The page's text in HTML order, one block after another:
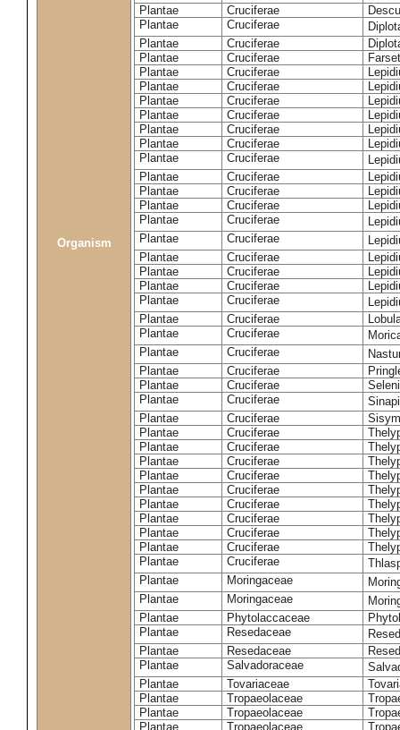
Organism
Plantae
Cruciferae
Plantae
Cruciferae
Plantae
Cruciferae
Plantae
Cruciferae
Plantae
Cruciferae
Plantae
Cruciferae
Plantae
Cruciferae
Plantae
Cruciferae
Plantae
Cruciferae
Plantae
Cruciferae
Plantae
Cruciferae
Plantae
Cruciferae
Plantae
Cruciferae
Plantae
Cruciferae
Plantae
Cruciferae
Plantae
Cruciferae
Plantae
Cruciferae
Plantae
Cruciferae
Plantae
Cruciferae
Plantae
Cruciferae
Plantae
Cruciferae
Plantae
Cruciferae
Plantae
Cruciferae
Plantae
Cruciferae
Plantae
Cruciferae
Plantae
Cruciferae
Plantae
Cruciferae
Plantae
Cruciferae
Plantae
Cruciferae
Plantae
Cruciferae
Plantae
Cruciferae
Plantae
Cruciferae
Plantae
Cruciferae
Plantae
Cruciferae
Plantae
Cruciferae
Plantae
Cruciferae
Plantae
Cruciferae
Plantae
Moringaceae
Plantae
Moringaceae
Plantae
Phytolaccaceae
Plantae
Resedaceae
Plantae
Resedaceae
Plantae
Salvadoraceae
Plantae
Tovariaceae
Plantae
Tropaeolaceae
Plantae
Tropaeolaceae
Plantae
Tropaeolaceae